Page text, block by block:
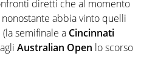
diretti che al momento
abbia vinto quelli
semifinale a Cincinnati
Australian Open lo scorso